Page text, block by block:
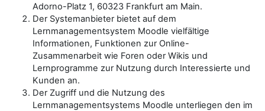
Adorno-Platz 1, 60323 Frankfurt am Main.
Der Systemanbieter bietet auf dem
Lernmanagementsystem Moodle vielfältige
Informationen, Funktionen zur Online-
Zusammenarbeit wie Foren oder Wikis und
Lernprogramme zur Nutzung durch Interessierte und
Kunden an.
Der Zugriff und die Nutzung des
Lernmanagementsystems Moodle unterliegen den im